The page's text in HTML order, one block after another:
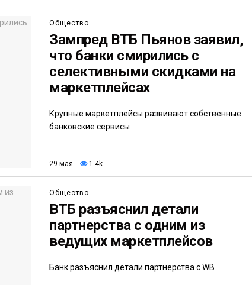
Общество
Зампред ВТБ Пьянов заявил,
что банки смирились с
селективными скидками на
маркетплейсах
Крупные маркетплейсы развивают собственные
банковские сервисы
29 мая 1.4k
Общество
ВТБ разъяснил детали
партнерства с одним из
ведущих маркетплейсов
Банк разъяснил детали партнерства с WB